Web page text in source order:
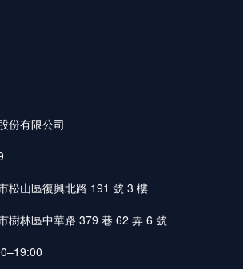
份有限公司
松山區復興北路 191 號 3 樓
樹林區中華路 379 巷 62 弄 6 號